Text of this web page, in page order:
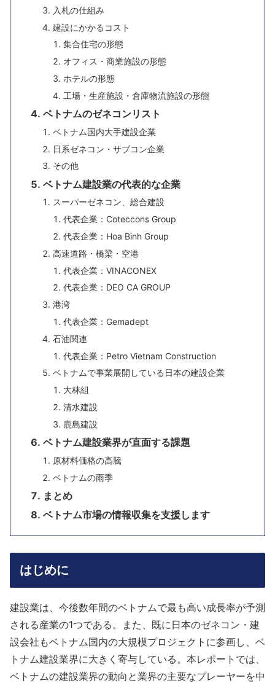
入札の仕組み
建設にかかるコスト
集合住宅の形態
オフィス・商業施設の形態
ホテルの形態
工場・生産施設・倉庫物流施設の形態
ベトナムのゼネコンリスト
ベトナム国内大手建設企業
日系ゼネコン・サブコン企業
その他
ベトナム建設業の代表的な企業
スーパーゼネコン、総合建設
代表企業：Coteccons Group
代表企業：Hoa Binh Group
高速道路・橋梁・空港
代表企業：VINACONEX
代表企業：DEO CA GROUP
港湾
代表企業：Gemadept
石油関連
代表企業：Petro Vietnam Construction
ベトナムで事業展開している日本の建設企業
大林組
清水建設
鹿島建設
ベトナム建設業界が直面する課題
原材料価格の高騰
ベトナムの雨季
まとめ
ベトナム市場の情報収集を支援します
はじめに
建設業は、今後数年間のベトナムで最も高い成長率が予測
される産業の1つである。また、既に日本のゼネコン・建
設会社もベトナム国内の大規模プロジェクトに参画し、ベ
トナム建設業界に大きく寄与している。本レポートでは、
ベトナムの建設業界の動向と業界の主要なプレーヤーを中